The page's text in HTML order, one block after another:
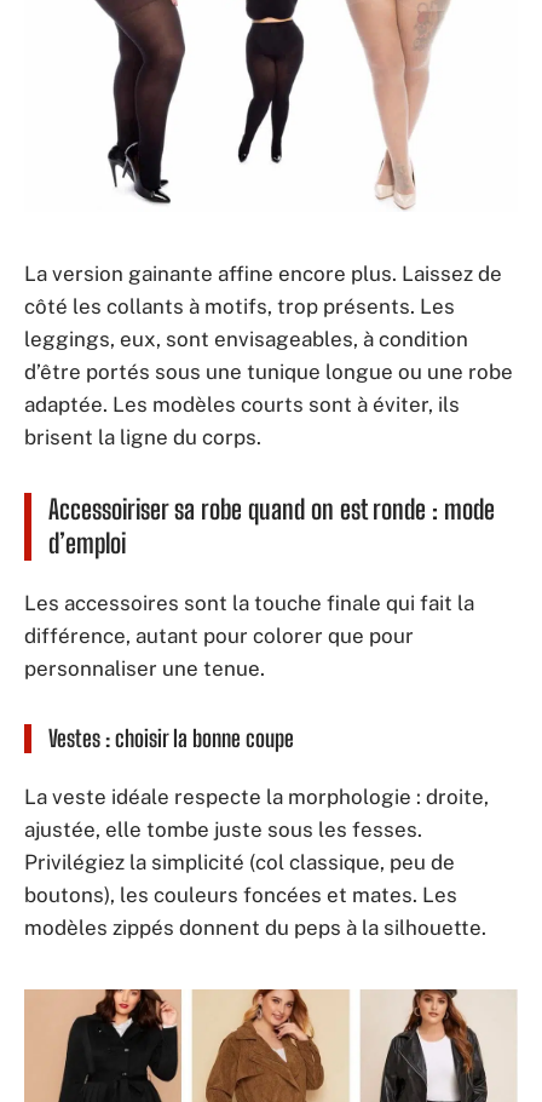
La version gainante affine encore plus. Laissez de
côté les collants à motifs, trop présents. Les
leggings, eux, sont envisageables, à condition
d’être portés sous une tunique longue ou une robe
adaptée. Les modèles courts sont à éviter, ils
brisent la ligne du corps.
Accessoiriser sa robe quand on est ronde : mode
d’emploi
Les accessoires sont la touche finale qui fait la
différence, autant pour colorer que pour
personnaliser une tenue.
Vestes : choisir la bonne coupe
La veste idéale respecte la morphologie : droite,
ajustée, elle tombe juste sous les fesses.
Privilégiez la simplicité (col classique, peu de
boutons), les couleurs foncées et mates. Les
modèles zippés donnent du peps à la silhouette.